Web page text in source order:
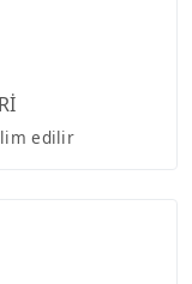
edilir